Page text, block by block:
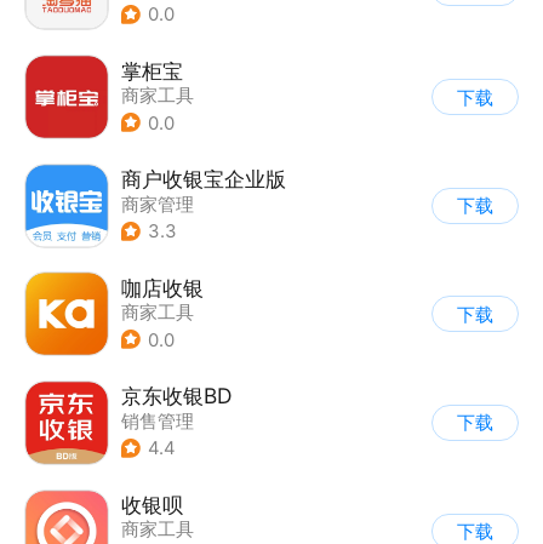
0.0
掌柜宝
商家工具
0.0
下载
商户收银宝企业版
商家管理
3.3
下载
咖店收银
商家工具
0.0
下载
京东收银BD
销售管理
4.4
下载
收银呗
商家工具
下载